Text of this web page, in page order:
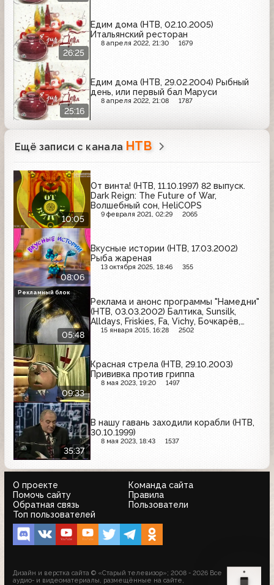
26:25
Едим дома (НТВ, 02.10.2005)
Итальянский ресторан
8 апреля 2022, 21:30 1679
25:16
Едим дома (НТВ, 29.02.2004) Рыбный
день, или первый бал Маруси
8 апреля 2022, 21:08 1787
Ещё записи с канала НТВ
10:05
От винта! (НТВ, 11.10.1997) 82 выпуск.
Dark Reign: The Future of War,
Волшебный сон, HeliCOPS
9 февраля 2021, 02:29 2065
08:06
Вкусные истории (НТВ, 17.03.2002)
Рыба жареная
13 октября 2025, 18:46 355
05:48
Реклама и анонс программы "Намедни"
(НТВ, 03.03.2002) Балтика, Sunsilk,
Alldays, Friskies, Fa, Vichy, Бочкарёв,
Centrum, Camay, Nescafe, Faberlic,
15 января 2015, 16:28 2502
Рекламный блок
09:33
Красная стрела (НТВ, 29.10.2003)
Прививка против гриппа
8 мая 2023, 19:20 1497
35:37
В нашу гавань заходили корабли (НТВ,
30.10.1999)
8 мая 2023, 18:43 1537
О проекте
Команда сайта
Помочь сайту
Правила
Обратная связь
Пользователи
Топ пользователей
Дизайн и верстка сайта © «Старый телевизор»; 2008 - 2026 Все
аудио- и видеоматериалы, размещённые на сайте,